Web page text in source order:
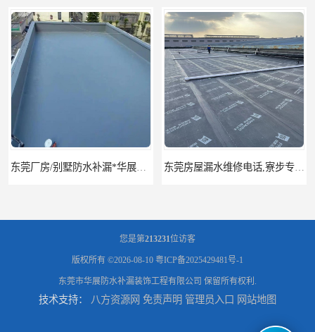
您是第213231位访客
版权所有 ©2026-08-10 粤ICP备2025429481号-1
东莞市华展防水补漏装饰工程有限公司 保留所有权利.
技术支持： 八方资源网 免责声明 管理员入口 网站地图